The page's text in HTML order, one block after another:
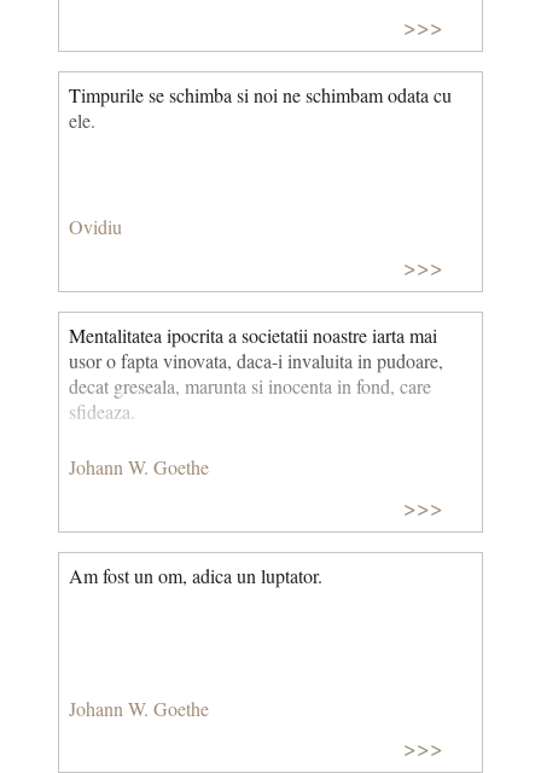
>>>
Timpurile se schimba si noi ne schimbam odata cu
ele.
Ovidiu
>>>
Mentalitatea ipocrita a societatii noastre iarta mai
usor o fapta vinovata, daca-i invaluita in pudoare,
decat greseala, marunta si inocenta in fond, care
sfideaza.
Johann W. Goethe
>>>
Am fost un om, adica un luptator.
Johann W. Goethe
>>>